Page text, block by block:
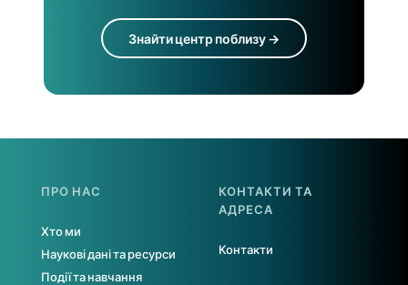
Знайти центр поблизу →
ПРО НАС
Хто ми
Наукові дані та ресурси
Події та навчання
КОНТАКТИ ТА
АДРЕСА
Контакти